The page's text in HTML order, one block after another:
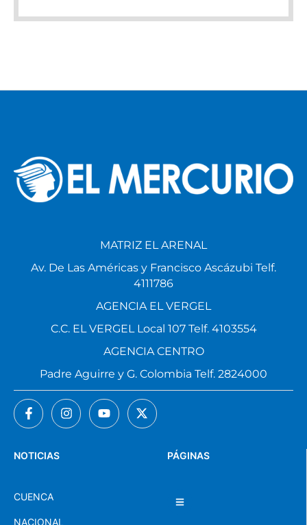
PÁGINAS
NOTICIAS
CUENCA
NACIONAL
MATRIZ EL ARENAL
Av. De Las Américas y Francisco Ascázubi Telf.
4111786
AGENCIA EL VERGEL
C.C. EL VERGEL Local 107 Telf. 4103554
AGENCIA CENTRO
Padre Aguirre y G. Colombia Telf. 2824000